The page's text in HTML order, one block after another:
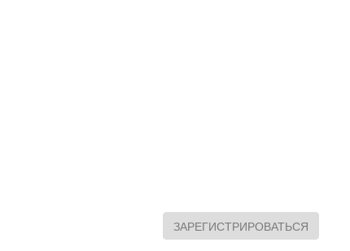
ЗАРЕГИСТРИРОВАТЬСЯ